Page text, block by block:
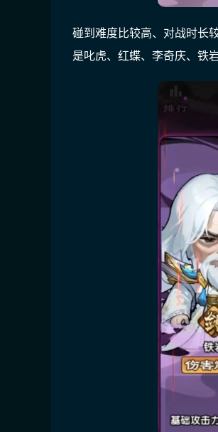
碰到难度比较高、对战时长
是叱虎、红蝶、李奇庆、铁